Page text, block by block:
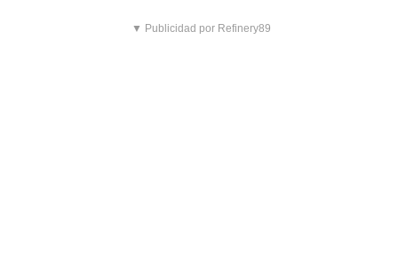
▼ Publicidad por Refinery89